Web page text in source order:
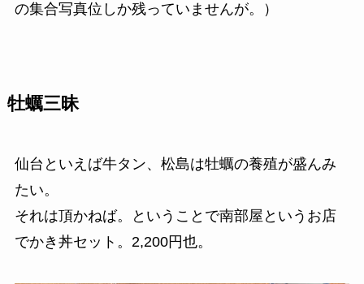
の集合写真位しか残っていませんが。）
牡蠣三昧
仙台といえば牛タン、松島は牡蠣の養殖が盛んみ
たい。
それは頂かねば。ということで南部屋というお店
でかき丼セット。2,200円也。